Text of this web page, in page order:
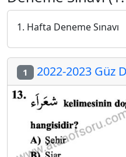
1. Hafta Deneme Sınavı
1 2022-2023 Güz